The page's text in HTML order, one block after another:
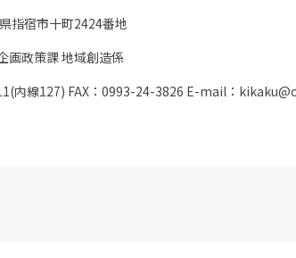
指宿市十町2424番地
画政策課 地域創造係
内線127) FAX：0993-24-3826 E-mail：